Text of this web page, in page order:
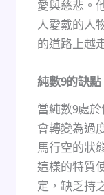
愛與慈悲。
人愛戴的人
的道路上越
純數9的缺點
當純數9處
會轉變為過
馬行空的狀
這樣的特質
定，缺乏持